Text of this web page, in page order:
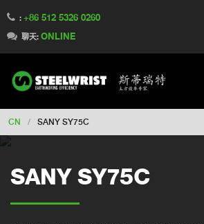
: +86 512 5326 0260
聊天: ONLINE
Switch to France
Switch to Finland
Switch to Denmark
Switch to Australia
CN / SANY SY75C
SANY SY75C